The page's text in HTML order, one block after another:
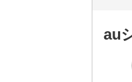
au